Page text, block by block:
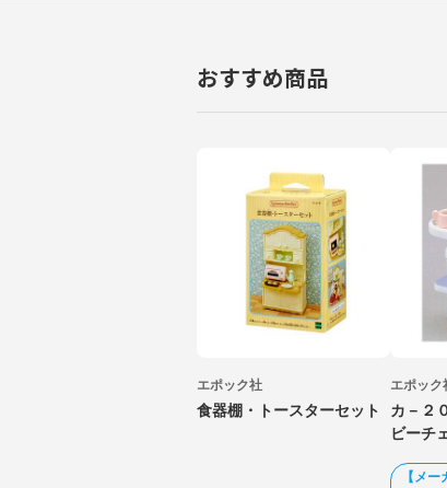
おすすめ商品
エポック社
食器棚・トースターセット
エポック
カ－２
ビーチ
【メ